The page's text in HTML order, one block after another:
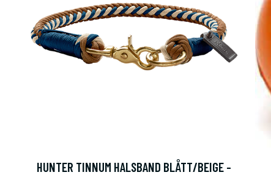
HUNTER TINNUM HALSBAND BLÅTT/BEIGE -